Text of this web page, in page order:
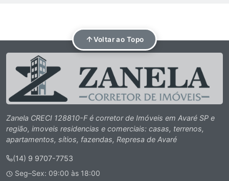
Voltar ao Topo
Zanela CRECI 128810-F é corretor de Imóveis em Avaré SP e
região, imoveis residencias e comerciais: casas, terrenos,
apartamentos, sítios, fazendas, Represa de Avaré
(14) 9 9707-7753
Seg–Sex: 09:00 às 18:00